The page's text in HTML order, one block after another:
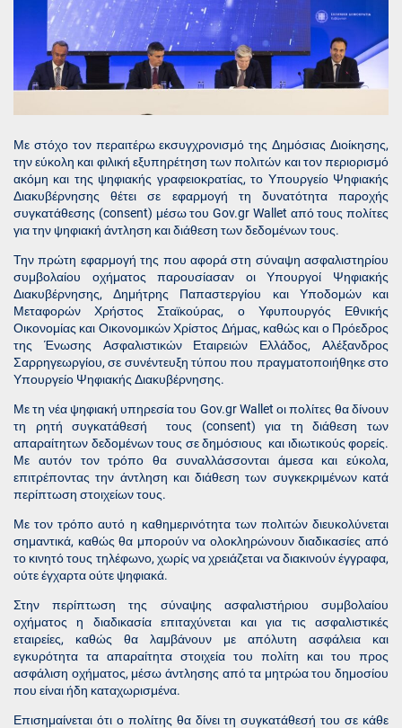
Με στόχο τον περαιτέρω εκσυγχρονισμό της Δημόσιας Διοίκησης,
την εύκολη και φιλική εξυπηρέτηση των πολιτών και τον περιορισμό
ακόμη και της ψηφιακής γραφειοκρατίας, το Υπουργείο Ψηφιακής
Διακυβέρνησης θέτει σε εφαρμογή τη δυνατότητα παροχής
συγκατάθεσης (consent) μέσω του Gov.gr Wallet από τους πολίτες
για την ψηφιακή άντληση και διάθεση των δεδομένων τους.
Την πρώτη εφαρμογή της που αφορά στη σύναψη ασφαλιστηρίου
συμβολαίου οχήματος παρουσίασαν οι Υπουργοί Ψηφιακής
Διακυβέρνησης, Δημήτρης Παπαστεργίου και Υποδομών και
Μεταφορών Χρήστος Σταϊκούρας, ο Υφυπουργός Εθνικής
Οικονομίας και Οικονομικών Χρίστος Δήμας, καθώς και ο Πρόεδρος
της Ένωσης Ασφαλιστικών Εταιρειών Ελλάδος, Αλέξανδρος
Σαρρηγεωργίου, σε συνέντευξη τύπου που πραγματοποιήθηκε στο
Υπουργείο Ψηφιακής Διακυβέρνησης.
Με τη νέα ψηφιακή υπηρεσία του Gov.gr Wallet οι πολίτες θα δίνουν
τη ρητή συγκατάθεσή τους (consent) για τη διάθεση των
απαραίτητων δεδομένων τους σε δημόσιους και ιδιωτικούς φορείς.
Με αυτόν τον τρόπο θα συναλλάσσονται άμεσα και εύκολα,
επιτρέποντας την άντληση και διάθεση των συγκεκριμένων κατά
περίπτωση στοιχείων τους.
Με τον τρόπο αυτό η καθημερινότητα των πολιτών διευκολύνεται
σημαντικά, καθώς θα μπορούν να ολοκληρώνουν διαδικασίες από
το κινητό τους τηλέφωνο, χωρίς να χρειάζεται να διακινούν έγγραφα,
ούτε έγχαρτα ούτε ψηφιακά.
Στην περίπτωση της σύναψης ασφαλιστήριου συμβολαίου
οχήματος η διαδικασία επιταχύνεται και για τις ασφαλιστικές
εταιρείες, καθώς θα λαμβάνουν με απόλυτη ασφάλεια και
εγκυρότητα τα απαραίτητα στοιχεία του πολίτη και του προς
ασφάλιση οχήματος, μέσω άντλησης από τα μητρώα του δημοσίου
που είναι ήδη καταχωρισμένα.
Επισημαίνεται ότι ο πολίτης θα δίνει τη συγκατάθεσή του σε κάθε